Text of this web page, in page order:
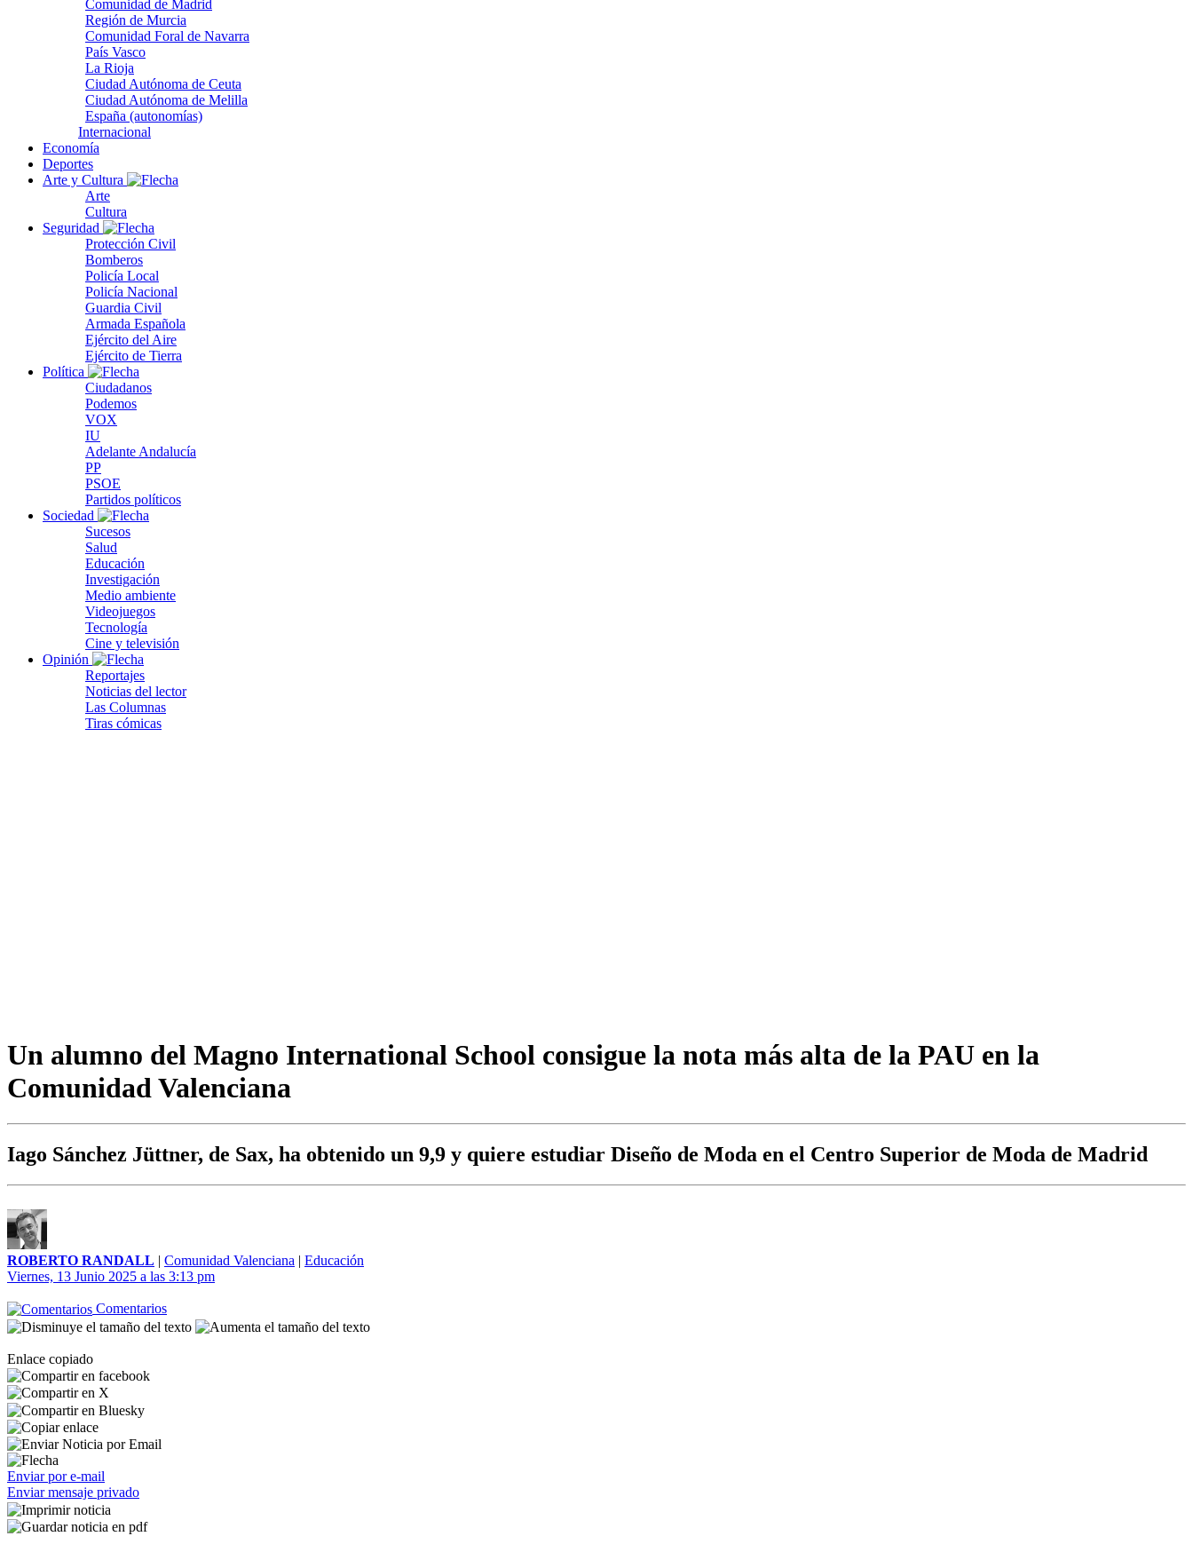
Comunidad de Madrid
Región de Murcia
Comunidad Foral de Navarra
País Vasco
La Rioja
Ciudad Autónoma de Ceuta
Ciudad Autónoma de Melilla
España (autonomías)
Internacional
Economía
Deportes
Arte y Cultura
Arte
Cultura
Seguridad
Protección Civil
Bomberos
Policía Local
Policía Nacional
Guardia Civil
Armada Española
Ejército del Aire
Ejército de Tierra
Política
Ciudadanos
Podemos
VOX
IU
Adelante Andalucía
PP
PSOE
Partidos políticos
Sociedad
Sucesos
Salud
Educación
Investigación
Medio ambiente
Videojuegos
Tecnología
Cine y televisión
Opinión
Reportajes
Noticias del lector
Las Columnas
Tiras cómicas
Un alumno del Magno International School consigue la nota más alta de la PAU en la
Comunidad Valenciana
Iago Sánchez Jüttner, de Sax, ha obtenido un 9,9 y quiere estudiar Diseño de Moda en el Centro Superior de Moda de Madrid
ROBERTO RANDALL | Comunidad Valenciana | Educación
Viernes, 13 Junio 2025 a las 3:13 pm
Comentarios
Enlace copiado
Enviar por e-mail
Enviar mensaje privado